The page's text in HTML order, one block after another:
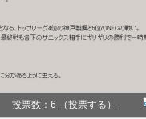
投票数：6 （投票する）